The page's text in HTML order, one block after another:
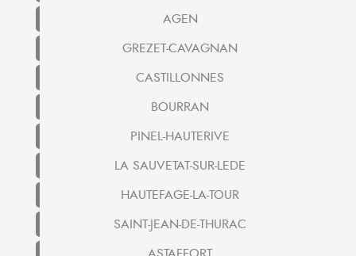
AGEN
GREZET-CAVAGNAN
CASTILLONNES
BOURRAN
PINEL-HAUTERIVE
LA SAUVETAT-SUR-LEDE
HAUTEFAGE-LA-TOUR
SAINT-JEAN-DE-THURAC